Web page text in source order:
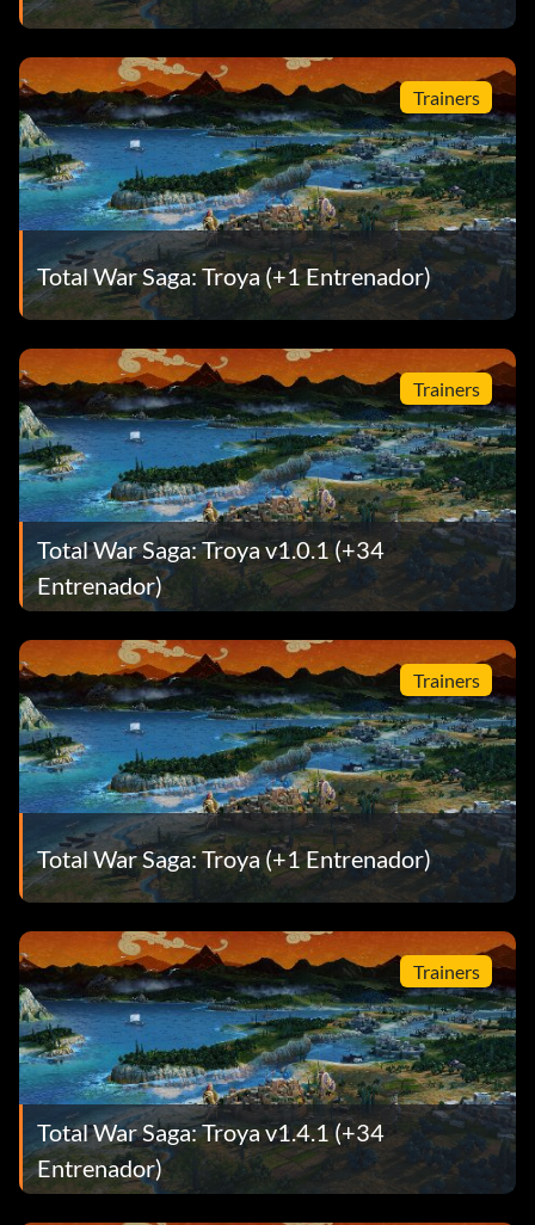
Trainers
Total War Saga: Troya (+1 Entrenador)
Trainers
Total War Saga: Troya v1.0.1 (+34
Entrenador)
Trainers
Total War Saga: Troya (+1 Entrenador)
Trainers
Total War Saga: Troya v1.4.1 (+34
Entrenador)